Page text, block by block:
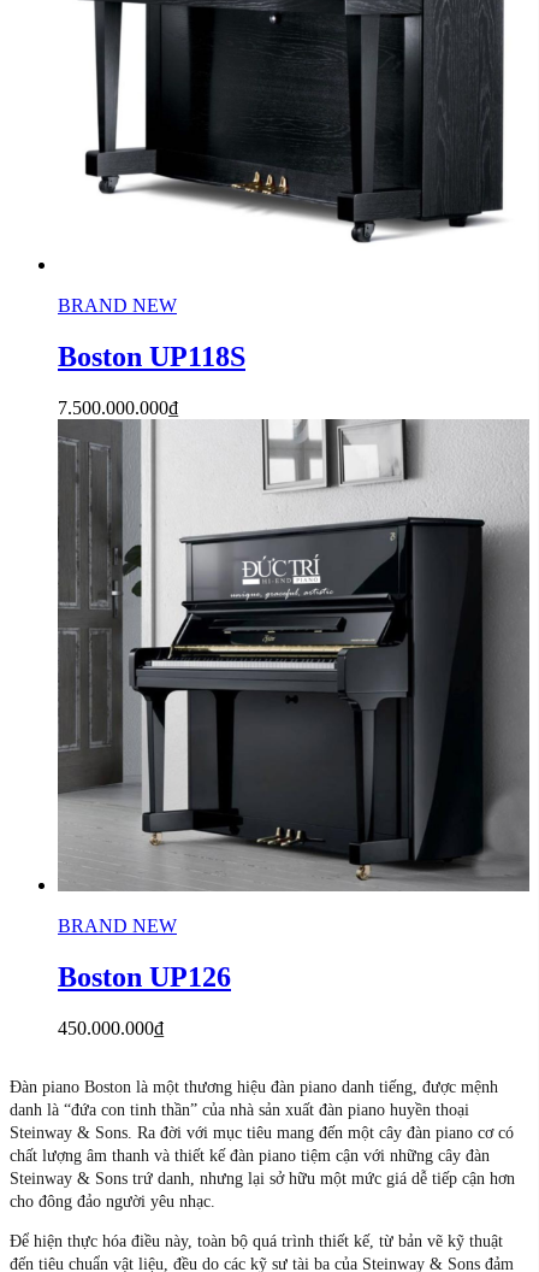
BRAND NEW
Boston UP118S
7.500.000.000₫
BRAND NEW
Boston UP126
450.000.000₫
Đàn piano Boston là một thương hiệu đàn piano danh tiếng, được mệnh
danh là “đứa con tinh thần” của nhà sản xuất đàn piano huyền thoại
Steinway & Sons. Ra đời với mục tiêu mang đến một cây đàn piano cơ có
chất lượng âm thanh và thiết kế đàn piano tiệm cận với những cây đàn
Steinway & Sons trứ danh, nhưng lại sở hữu một mức giá dễ tiếp cận hơn
cho đông đảo người yêu nhạc.
Để hiện thực hóa điều này, toàn bộ quá trình thiết kế, từ bản vẽ kỹ thuật
đến tiêu chuẩn vật liệu, đều do các kỹ sư tài ba của Steinway & Sons đảm